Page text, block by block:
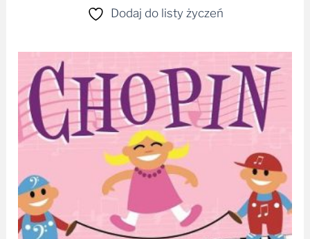
Dodaj do listy życzeń